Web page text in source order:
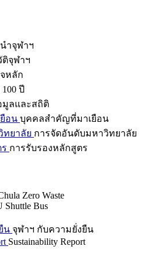
ำจุฬาฯ
ติจุฬาฯ
หลัก
ปี
มูลและสถิติ
อน บุคคลสำคัญที่มาเยือน
ทยาลัย การจัดอันดับมหาวิทยาลัย
การรับรองหลักสูตร
Zero Waste
Shuttle Bus
น จุฬาฯ กับความยั่งยืน
Sustainability Report